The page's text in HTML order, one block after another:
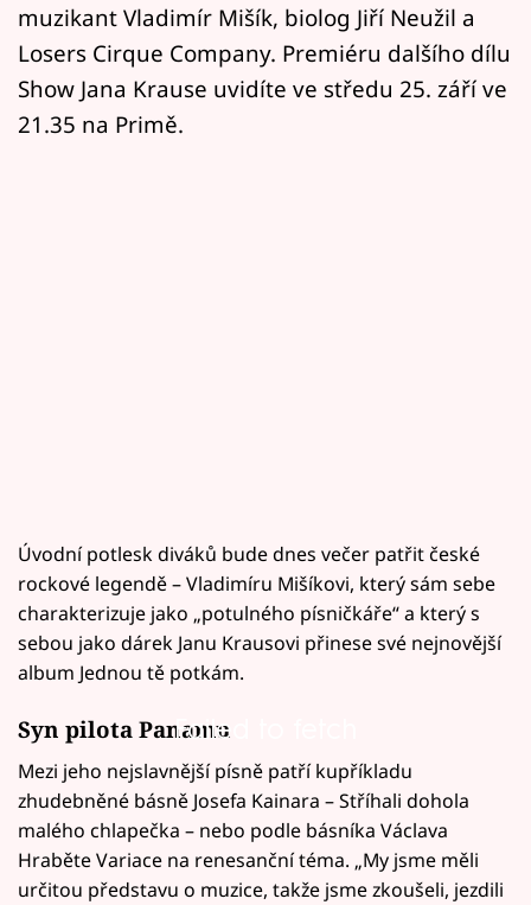
Sledujte nás
muzikant Vladimír Mišík, biolog Jiří Neužil a
Losers Cirque Company. Premiéru dalšího dílu
Show Jana Krause uvidíte ve středu 25. září ve
21.35 na Primě.
Úvodní potlesk diváků bude dnes večer patřit české
rockové legendě – Vladimíru Mišíkovi, který sám sebe
charakterizuje jako „potulného písničkáře“ a který s
sebou jako dárek Janu Krausovi přinese své nejnovější
album Jednou tě potkám.
Failed to fetch
Syn pilota Panamu
Mezi jeho nejslavnější písně patří kupříkladu
zhudebněné básně Josefa Kainara – Stříhali dohola
malého chlapečka – nebo podle básníka Václava
Hraběte Variace na renesanční téma. „My jsme měli
určitou představu o muzice, takže jsme zkoušeli, jezdili